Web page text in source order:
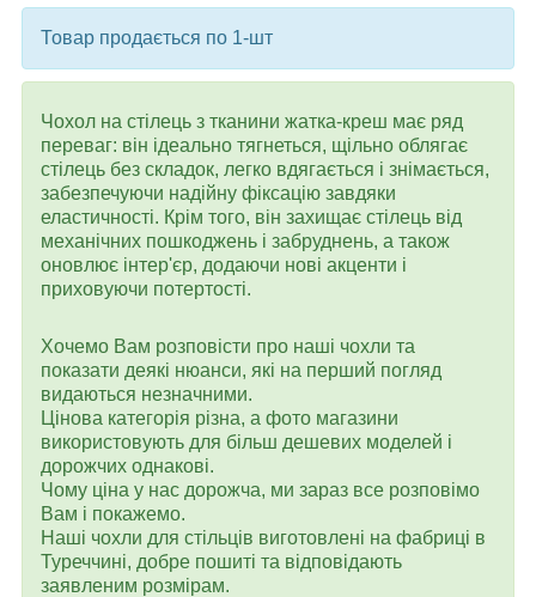
Товар продається по 1-шт
Чохол на стілець з тканини жатка-креш має ряд
переваг: він ідеально тягнеться, щільно облягає
стілець без складок, легко вдягається і знімається,
забезпечуючи надійну фіксацію завдяки
еластичності. Крім того, він захищає стілець від
механічних пошкоджень і забруднень, а також
оновлює інтер'єр, додаючи нові акценти і
приховуючи потертості.
Хочемо Вам розповісти про наші чохли та
показати деякі нюанси, які на перший погляд
видаються незначними.
Цінова категорія різна, а фото магазини
використовують для більш дешевих моделей і
дорожчих однакові.
Чому ціна у нас дорожча, ми зараз все розповімо
Вам і покажемо.
Наші чохли для стільців виготовлені на фабриці в
Туреччині, добре пошиті та відповідають
заявленим розмірам.